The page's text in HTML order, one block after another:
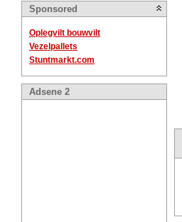
Sponsored
Oplegvilt bouwvilt
Vezelpallets
Stuntmarkt.com
Adsene 2